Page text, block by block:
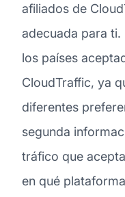
afiliados de
adecuada para
los países
CloudTraffic, ya
diferentes
segunda
tráfico que
en qué